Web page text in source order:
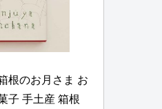
根のお月さま お
子 手土産 箱根